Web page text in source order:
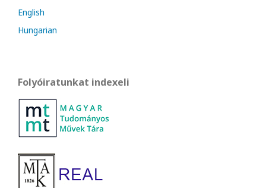
English
Hungarian
Folyóiratunkat indexeli